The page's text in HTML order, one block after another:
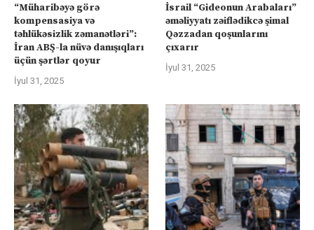
“Müharibəyə görə
kompensasiya və
təhlükəsizlik zəmanətləri”:
İran ABŞ-la nüvə danışıqları
üçün şərtlər qoyur
İyul 31, 2025
İsrail “Gideonun Arabaları”
əməliyyatı zəiflədikcə şimal
Qəzzadan qoşunlarını
çıxarır
İyul 31, 2025